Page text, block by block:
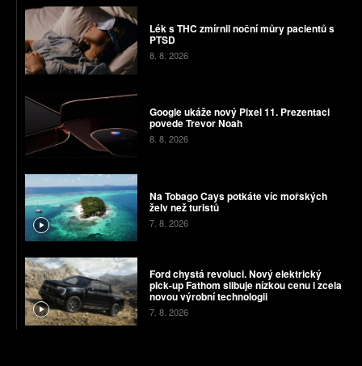
Lék s THC zmírnil noční můry pacientů s
PTSD
8. 8. 2026
Google ukáže nový Pixel 11. Prezentaci
povede Trevor Noah
8. 8. 2026
Na Tobago Cays potkáte víc mořských
želv než turistů
7. 8. 2026
Ford chystá revoluci. Nový elektrický
pick-up Fathom slibuje nízkou cenu i zcela
novou výrobní technologii
7. 8. 2026